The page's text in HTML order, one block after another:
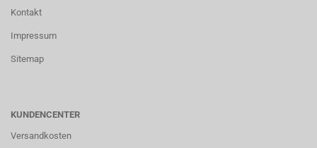
Kontakt
Impressum
Sitemap
KUNDENCENTER
Versandkosten